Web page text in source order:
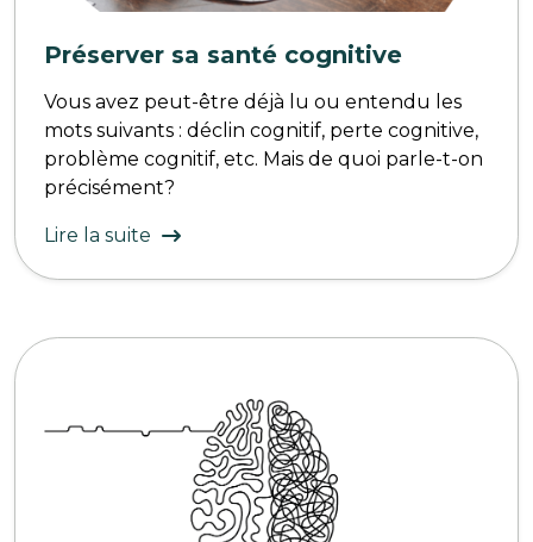
Préserver sa santé cognitive
Vous avez peut-être déjà lu ou entendu les
mots suivants : déclin cognitif, perte cognitive,
problème cognitif, etc. Mais de quoi parle-t-on
précisément?
Lire la suite